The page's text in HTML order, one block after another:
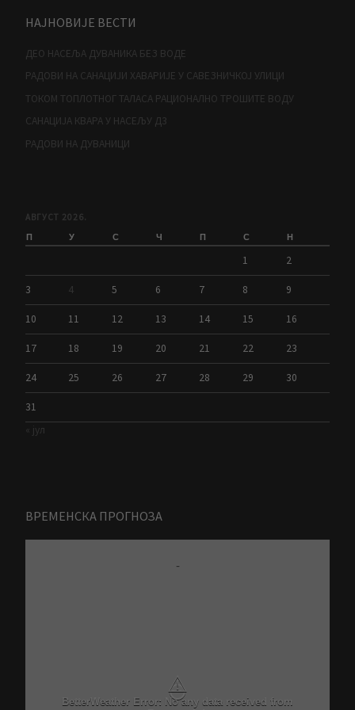
НАЈНОВИЈЕ ВЕСТИ
ДЕО НАСЕЉА ДУВАНИКА БЕЗ ВОДЕ
РАДОВИ НА САНАЦИЈИ ХАВАРИЈЕ У САВЕЗНИЧКОЈ УЛИЦИ
ТОКОМ ТОПЛОТНОГ ТАЛАСА РАЦИОНАЛНО ТРОШИТЕ ВОДУ
САНАЦИЈА КВАРА У НАСЕЉУ Д3
РАДОВИ НА ДУВАНИЦИ
АВГУСТ 2026.
П У С Ч П С Н
1 2
3 4 5 6 7 8 9
10 11 12 13 14 15 16
17 18 19 20 21 22 23
24 25 26 27 28 29 30
31
« јул
ВРЕМЕНСКА ПРОГНОЗА
-
⚠
BetterWeather Error: No any data received from